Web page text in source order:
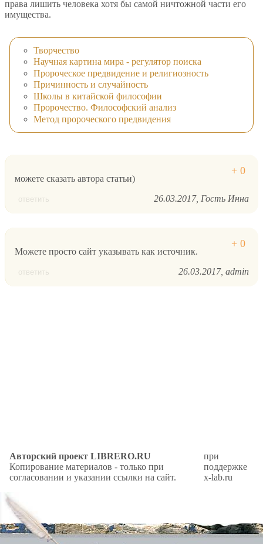
права лишить человека хотя бы самой ничтожной части его
имущества.
Творчество
Научная картина мира - регулятор поиска
Пророческое предвидение и религиозность
Причинность и случайность
Школы в китайской философии
Пророчество. Философский анализ
Метод пророческого предвидения
можете сказать автора статьи)
ответить 26.03.2017 Гость Инна
Можете просто сайт указывать как источник.
ответить 26.03.2017 admin
Авторский проект LIBRERO.RU
Копирование материалов - только при
согласовании и указании ссылки на сайт.
при
поддержке
x-lab.ru